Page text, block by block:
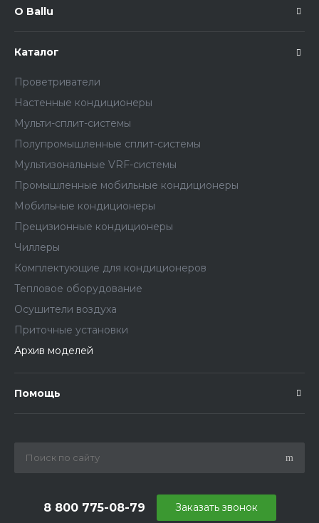
О Ballu
Каталог
Проветриватели
Настенные кондиционеры
Мульти-сплит-системы
Полупромышленные сплит-системы
Мультизональные VRF-системы
Промышленные мобильные кондиционеры
Мобильные кондиционеры
Прецизионные кондиционеры
Чиллеры
Комплектующие для кондиционеров
Тепловое оборудование
Осушители воздуха
Приточные установки
Архив моделей
Помощь
8 800 775-08-79 Заказать звонок